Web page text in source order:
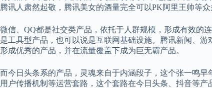
腾讯人肃然起敬，腾讯美女的酒量完全可以PK阿里王帅等众
微信、QQ都是社交类产品，依托于人群规模，形成有效的
是工具型产品，也可以说是互联网基础设施。腾讯新闻、
形成优秀的产品，并在流量覆盖下成为巨无霸产品。
而今日头条系的产品，灵魂来自于内涵段子，这个张一鸣
用户传播机制等运营套路，这个套路在今日头条、抖音等产